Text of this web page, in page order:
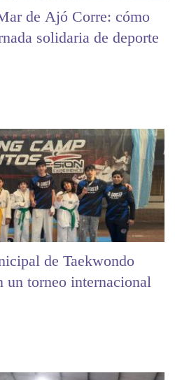
de Ajó Corre: cómo
solidaria de deporte
de Taekwondo
un torneo internacional